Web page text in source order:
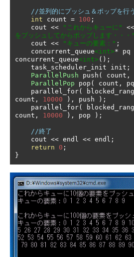
//並列的にプッシュ＆ポップを行う
int count = 100 ;
    cout
<< "これからキューに" <<
をプッシュしてからポップします・・・"
    cout
<< "キューの要素：" ;
    concurrent_queue
<int>* pq
concurrent_queue<int> ();
    task_scheduler_init init
;
ParallelPush push ( count ,
ParallelPop pop ( count ,
    parallel_for
(
count , 10000 ), push
);
    parallel_for
(
count , 10000 ), pop );
//終了
    cout
<< endl << endl ;
return
0 ;
}